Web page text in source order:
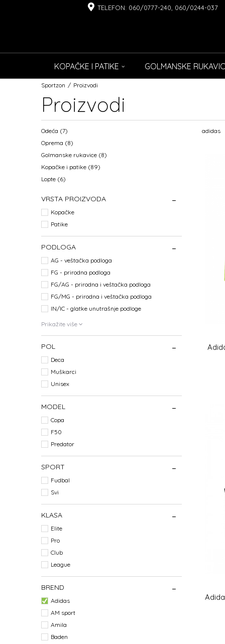
TELEFON: 060/0777-240, 060/0244-037
KOPAČKE I PATIKE GOLMANSKE
Sportzon Proizvodi
Proizvodi
Odeća (7)
Oprema (8)
Golmanske rukavice (8)
Kopačke i patike (89)
Lopte (6)
VRSTA PROIZVODA
Kopačke
Patike
PODLOGA
AG - veštačka podloga
FG - prirodna podloga
FG/AG - prirodna i veštačka podloga
FG/MG - prirodna i veštačka podloga
IN/IC - glatke unutrašnje podloge
Prikažite više
POL
Deca
Muškarci
Unisex
MODEL
Copa
F50
Predator
SPORT
Fudbal
Svi
KLASA
Elite
Pro
Club
League
BREND
Adidas
AM sport
Amila
Baden
adidas